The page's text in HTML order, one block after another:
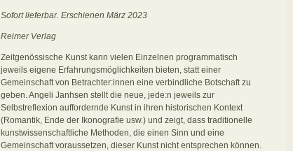
Sofort lieferbar. Erschienen März 2023
Reimer Verlag
Zeitgenössische Kunst kann vielen Einzelnen programmatisch
jeweils eigene Erfahrungsmöglichkeiten bieten, statt einer
Gemeinschaft von Betrachter:innen eine verbindliche Botschaft zu
geben. Angeli Janhsen stellt die neue, jede:n jeweils zur
Selbstreflexion auffordernde Kunst in ihren historischen Kontext
(Romantik, Ende der Ikonografie usw.) und zeigt, dass traditionelle
kunstwissenschaftliche Methoden, die einen Sinn und eine
Gemeinschaft voraussetzen, dieser Kunst nicht entsprechen können.